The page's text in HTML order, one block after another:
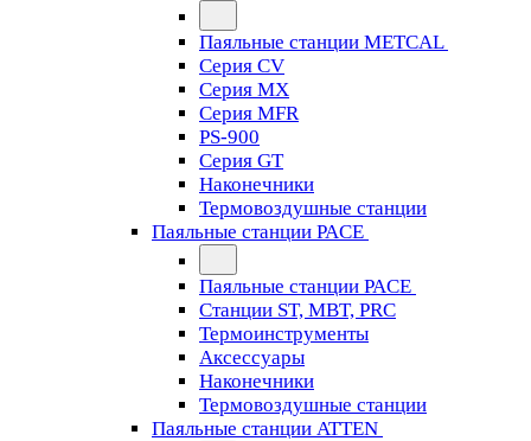
Паяльные станции METCAL
Серия CV
Серия MX
Серия MFR
PS-900
Серия GT
Наконечники
Термовоздушные станции
Паяльные станции PACE
Паяльные станции PACE
Станции ST, MBT, PRC
Термоинструменты
Аксессуары
Наконечники
Термовоздушные станции
Паяльные станции ATTEN